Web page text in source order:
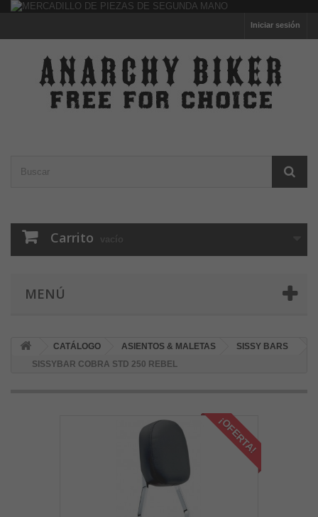
Iniciar sesión
Carrito vacío
MENÚ
CATÁLOGO ASIENTOS & MALETAS
SISSY BARS
SISSYBAR COBRA STD 250 REBEL
¡OFERTA!